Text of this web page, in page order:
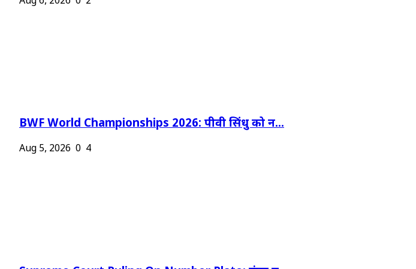
BWF World Championships 2026: पीवी सिंधु को न...
Aug 5, 2026 0 4